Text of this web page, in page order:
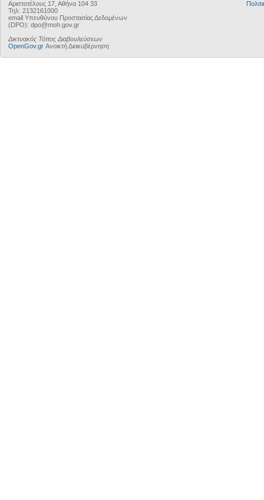
Αριστοτέλους 17, Αθήνα 104 33
Τηλ: 2132161000
email Υπευθύνου Προστασίας Δεδομένων
(DPO): dpo@moh.gov.gr
Δικτυακός Τόπος Διαβουλεύσεων
OpenGov.gr Ανοικτή Διακυβέρνηση